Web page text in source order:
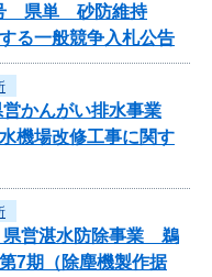
号 県単 砂防維持
る一般競争入札公告
かんがい排水事業
機場改修工事に関す
県営湛水防除事業 鵜
7期（除塵機製作据